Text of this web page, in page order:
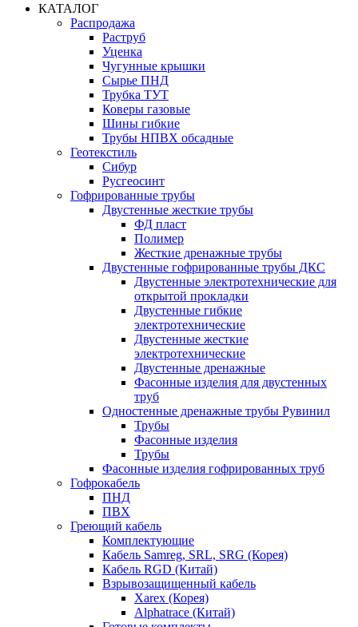
КАТАЛОГ
Распродажа
Раструб
Уценка
Чугунные крышки
Сырье ПНД
Трубка ТУТ
Коверы газовые
Шины гибкие
Трубы НПВХ обсадные
Геотекстиль
Сибур
Русгеосинт
Гофрированные трубы
Двустенные жесткие трубы
ФД пласт
Полимер
Жесткие дренажные трубы
Двустенные гофрированные трубы ДКС
Двустенные электротехнические для
открытой прокладки
Двустенные гибкие
электротехнические
Двустенные жесткие
электротехнические
Двустенные дренажные
Фасонные изделия для двустенных
труб
Одностенные дренажные трубы Рувинил
Трубы
Фасонные изделия
Трубы
Фасонные изделия гофрированных труб
Гофрокабель
ПНД
ПВХ
Греющий кабель
Комплектующие
Кабель Samreg, SRL, SRG (Корея)
Кабель RGD (Китай)
Взрывозащищенный кабель
Xarex (Корея)
Alphatrace (Китай)